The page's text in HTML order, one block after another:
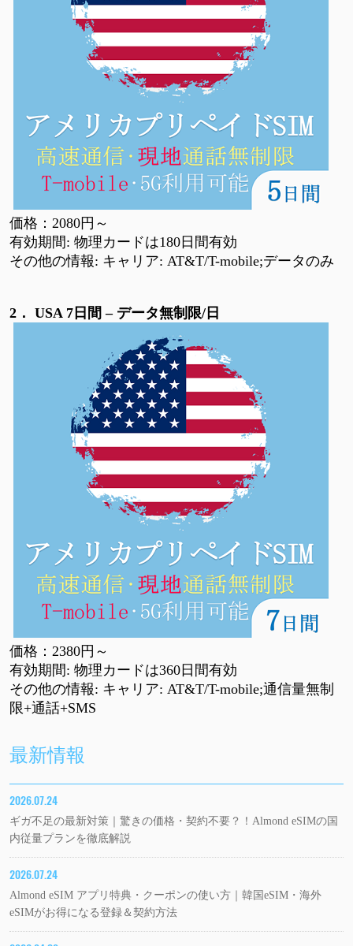
価格： 2080円 ～
有効期間: 物理カードは180日間有効
その他の情報: キャリア: AT&T/T-mobile;データのみ
2． USA 7日間– データ無制限/日
価格： 2380円 ～
有効期間: 物理カードは360日間有効
その他の情報: キャリア: AT&T/T-mobile;通信量無制
限+通話+SMS
最新情報
2026.07.24
ギガ不足の最新対策｜驚きの価格・契約不要？！Almond eSIMの国
内従量プランを徹底解説
2026.07.24
Almond eSIM アプリ特典・クーポンの使い方｜韓国eSIM・海外
eSIMがお得になる登録＆契約方法